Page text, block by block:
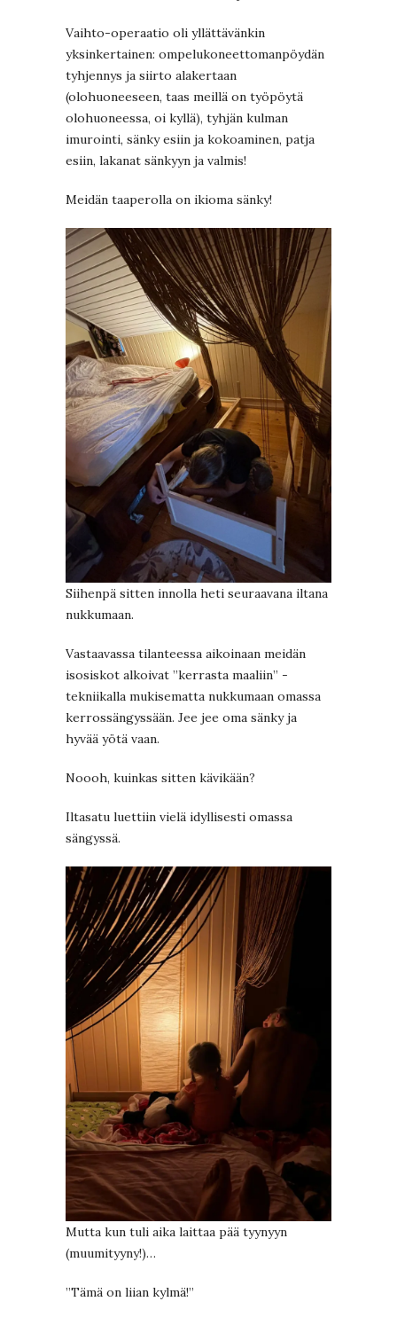
Vaihto-operaatio oli yllättävänkin
yksinkertainen: ompelukoneettomanpöydän
tyhjennys ja siirto alakertaan
(olohuoneeseen, taas meillä on työpöytä
olohuoneessa, oi kyllä), tyhjän kulman
imurointi, sänky esiin ja kokoaminen, patja
esiin, lakanat sänkyyn ja valmis!
Meidän taaperolla on ikioma sänky!
Siihenpä sitten innolla heti seuraavana iltana
nukkumaan.
Vastaavassa tilanteessa aikoinaan meidän
isosiskot alkoivat ”kerrasta maaliin” -
tekniikalla mukisematta nukkumaan omassa
kerrossängyssään. Jee jee oma sänky ja
hyvää yötä vaan.
Noooh, kuinkas sitten kävikään?
Iltasatu luettiin vielä idyllisesti omassa
sängyssä.
Mutta kun tuli aika laittaa pää tyynyyn
(muumityyny!)…
”Tämä on liian kylmä!”